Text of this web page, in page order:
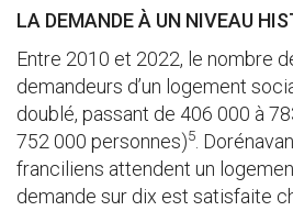
LA DEMANDE À UN NIVEAU
Entre 2010 et 2022, le nombre
demandeurs d’un logement
doublé, passant de 406 000 à
752 000 personnes)5 .
franciliens attendent un
demande sur dix est satisfaite